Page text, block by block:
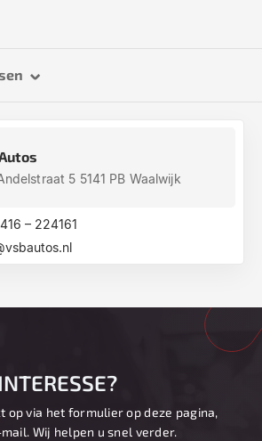
5 5141 PB Waalwijk
– 224161
op via het formulier op deze pagina,
Wij helpen u snel verder.